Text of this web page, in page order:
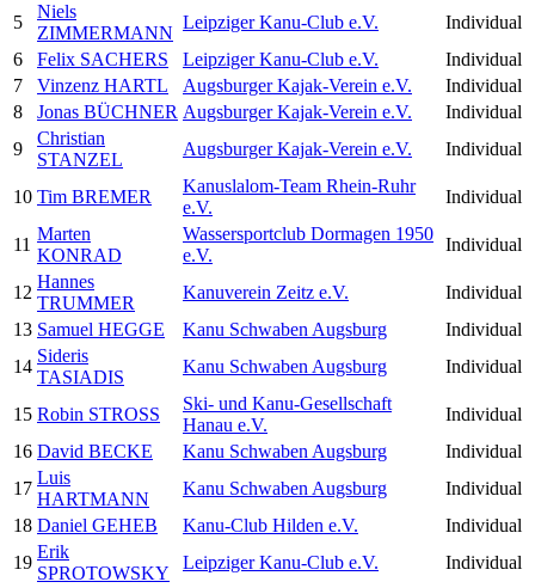
5
Niels
ZIMMERMANN
Leipziger Kanu-Club e.V.
Individual
6
Felix SACHERS Leipziger Kanu-Club e.V.
Individual
7
Vinzenz HARTL Augsburger Kajak-Verein e.V.
Individual
8
Jonas BÜCHNER Augsburger Kajak-Verein e.V.
Individual
9
Christian
STANZEL
Augsburger Kajak-Verein e.V. Individual
10 Tim BREMER
Kanuslalom-Team Rhein-Ruhr
e.V.
Individual
11
Marten
KONRAD
Wassersportclub Dormagen 1950
e.V.
Individual
12
Hannes
TRUMMER
Kanuverein Zeitz e.V.
Individual
13 Samuel HEGGE Kanu Schwaben Augsburg
Individual
14
Sideris
TASIADIS
Kanu Schwaben Augsburg Individual
15 Robin STROSS
Ski- und Kanu-Gesellschaft
Hanau e.V.
Individual
16 David BECKE Kanu Schwaben Augsburg
Individual
17
Luis
HARTMANN
Kanu Schwaben Augsburg
Individual
18 Daniel GEHEB Kanu-Club Hilden e.V.
Individual
19
Erik
SPROTOWSKY
Leipziger Kanu-Club e.V.
Individual